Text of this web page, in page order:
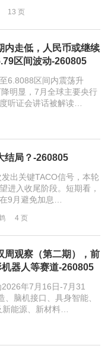
13 页
内走低，人民币或继续
区间波动-260805
6.8088区间内震荡升
明显，7月全球主要央行
听证会讲话被解读…
结局？-260805
关键TACO信号，本轮
进入收尾阶段。短期看，
9月避免加息…
4 页
周观察（第二期），前
器人等赛道-260805
年7月16日-7月31
、脑机接口、具身智能、
能源、新材料…